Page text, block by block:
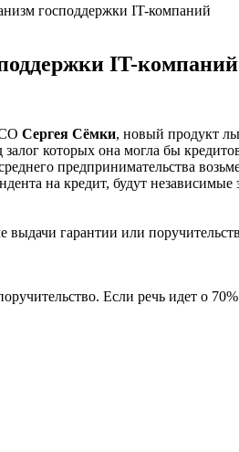
господдержки IT-компаний
IT-компаний
Сергея Сёмки, новый продукт
которых она могла бы
предпринимательства
на кредит, будут
гарантии или
Если речь идет о